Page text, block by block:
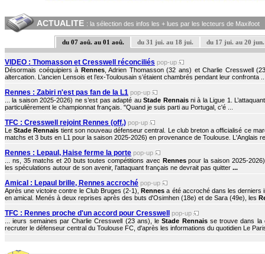
ACTUALITE : la sélection des infos les + lues par les lecteurs de Maxifoot
du 07 aoû. au 01 aoû. du 31 jui. au 18 jui. du 17 jui. au 20 jun.
VIDEO : Thomasson et Cresswell réconciliés pop-up
Désormais coéquipiers à Rennes, Adrien Thomasson (32 ans) et Charlie Cresswell
altercation. L’ancien Lensois et l’ex-Toulousain s’étaient chambrés pendant leur confronta
Rennes : Zabiri n'est pas fan de la L1 pop-up
... la saison 2025-2026) ne s’est pas adapté auStade Rennaisni à la Ligue 1.
particulièrement le championnat français. "Quand je suis parti au Portugal, c'é ...
TFC : Cresswell rejoint Rennes (off.) pop-up
LeStade Rennais tient son nouveau défenseur central. Le club breton a officialisé ce
matchs et 3 buts en L1 pour la saison 2025-2026) en provenance de Toulouse. L'Anglais
Rennes : Lepaul, Haise ferme la porte pop-up
... ns, 35 matchs et 20 buts toutes compétitions avec Rennespour la saison 2025-
les spéculations autour de son avenir, l’attaquant français ne devrait pas quitter ...
Amical : Lepaul brille, Rennes accroché pop-up
Après une victoire contre le Club Bruges (2-1),Rennes a été accroché dans les derniers
en amical. Menés à deux reprises après des buts d'Osimhen (18e) et de Sara (49e), les
TFC : Rennes proche d'un accord pour Cresswell
pop-up
... ieurs semaines par Charlie Cresswell (23 ans), leStade Rennaisse trouve dans la
recruter le défenseur central du Toulouse FC, d'après les informations du quotidien Le